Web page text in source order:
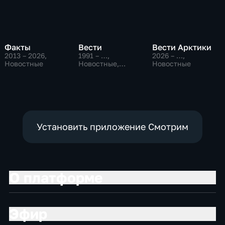
Факты
2013 – 2026,
Новостные
Вести
1991 – …,
Новостные,
Вести Арктики
2026 – …,
Новостные
Установить приложение Смотрим